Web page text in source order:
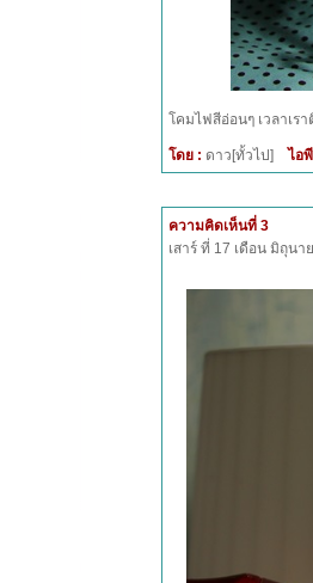
โคมไฟสีอ่อนๆ เวลาเร
โดย : ดาว[ทั้วไป] ไอ
ความคิดเห็นที่ 3
เสาร์ ที่ 17 เดือน มิถุนา